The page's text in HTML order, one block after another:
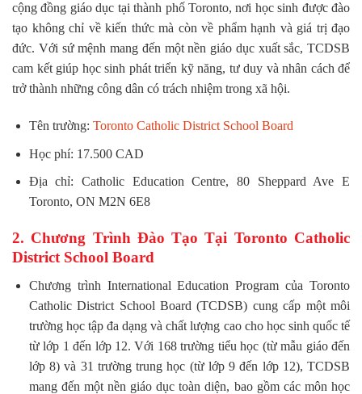
cộng đồng giáo dục tại thành phố Toronto, nơi học sinh được đào
tạo không chỉ về kiến thức mà còn về phẩm hạnh và giá trị đạo
đức. Với sứ mệnh mang đến một nền giáo dục xuất sắc, TCDSB
cam kết giúp học sinh phát triển kỹ năng, tư duy và nhân cách để
trở thành những công dân có trách nhiệm trong xã hội.
Tên trường: Toronto Catholic District School Board
Học phí: 17.500 CAD
Địa chỉ: Catholic Education Centre, 80 Sheppard Ave E
Toronto, ON M2N 6E8
2. Chương Trình Đào Tạo Tại Toronto Catholic
District School Board
Chương trình International Education Program của Toronto
Catholic District School Board (TCDSB) cung cấp một môi
trường học tập đa dạng và chất lượng cao cho học sinh quốc tế
từ lớp 1 đến lớp 12. Với 168 trường tiểu học (từ mẫu giáo đến
lớp 8) và 31 trường trung học (từ lớp 9 đến lớp 12), TCDSB
mang đến một nền giáo dục toàn diện, bao gồm các môn học